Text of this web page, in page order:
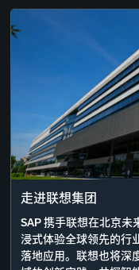
走进联想集团
SAP 携手联想在北京未
浸式体验全球领先的行
落地应用。联想也将深